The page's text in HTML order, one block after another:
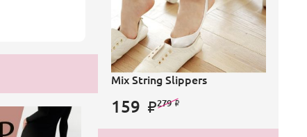
Mix String Slippers
159 279